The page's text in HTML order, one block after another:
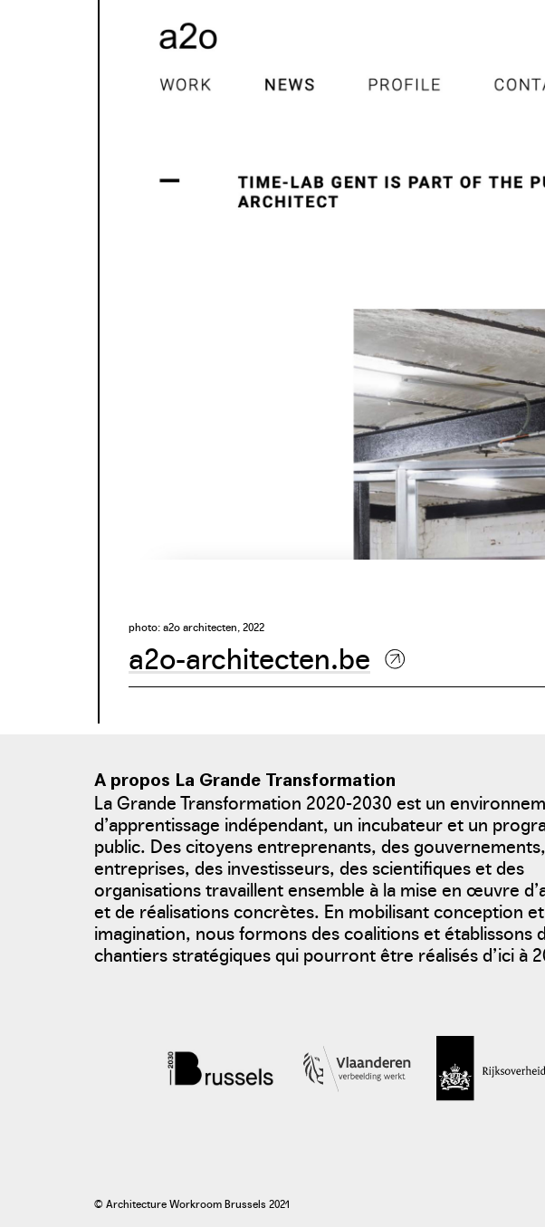
photo: a2o architecten, 2022
a2o-architecten.be
A propos La Grande Transformation
La Grande Transformation 2020-2030 est un
d’apprentissage indépendant, un incubateur et un
public. Des citoyens entreprenants, des
entreprises, des investisseurs, des scientifiques et des
organisations travaillent ensemble à la mise en œuvre
et de réalisations concrètes. En mobilisant conception et
imagination, nous formons des coalitions et établissons
chantiers stratégiques qui pourront être réalisés d’ici à
© Architecture Workroom Brussels 2021